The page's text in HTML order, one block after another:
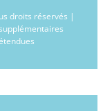
droits réservés |